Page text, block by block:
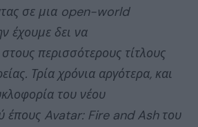
σε μια open-world
έχουμε δει να
περισσότερους τίτλους
Τρία χρόνια αργότερα, και
του νέου
έπους Avatar: Fire and Ash του